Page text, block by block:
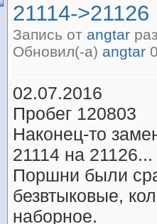
21114->21126
Запись от angtar
Обновил(-а) angtar
02.07.2016
Пробег 120803
Наконец-то
21114 на 21126...
Поршни были
безвтыковые,
наборное.